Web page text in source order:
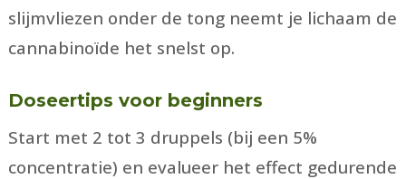
slijmvliezen onder de tong neemt je lichaam de
cannabinoïde het snelst op.
Doseertips voor beginners
Start met 2 tot 3 druppels (bij een 5%
concentratie) en evalueer het effect gedurende